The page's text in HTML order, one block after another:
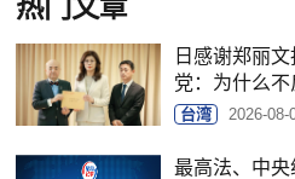
热门文章
日感谢郑丽
党：为什么不
台湾 2026-08-
最高法、中